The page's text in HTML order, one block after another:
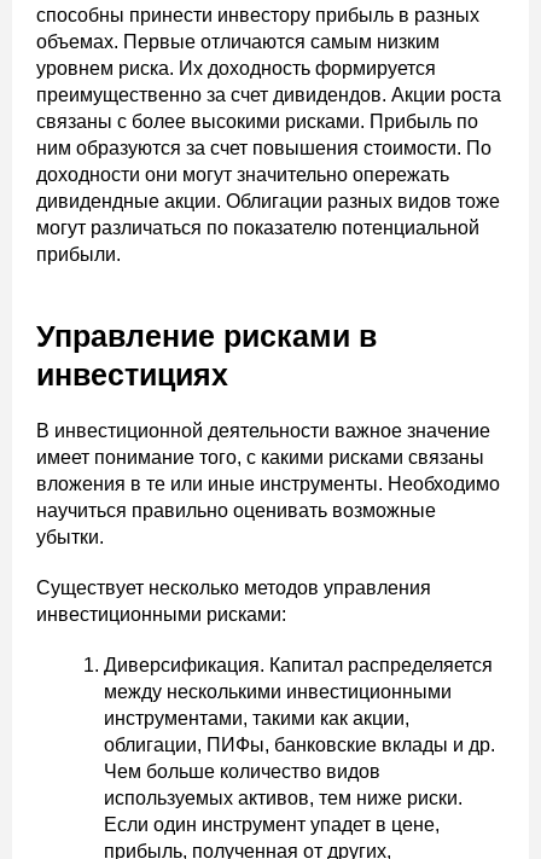
способны принести инвестору прибыль в разных
объемах. Первые отличаются самым низким
уровнем риска. Их доходность формируется
преимущественно за счет дивидендов. Акции роста
связаны с более высокими рисками. Прибыль по
ним образуются за счет повышения стоимости. По
доходности они могут значительно опережать
дивидендные акции. Облигации разных видов тоже
могут различаться по показателю потенциальной
прибыли.
Управление рисками в
инвестициях
В инвестиционной деятельности важное значение
имеет понимание того, с какими рисками связаны
вложения в те или иные инструменты. Необходимо
научиться правильно оценивать возможные
убытки.
Существует несколько методов управления
инвестиционными рисками:
Диверсификация. Капитал распределяется
между несколькими инвестиционными
инструментами, такими как акции,
облигации, ПИФы, банковские вклады и др.
Чем больше количество видов
используемых активов, тем ниже риски.
Если один инструмент упадет в цене,
прибыль, полученная от других,